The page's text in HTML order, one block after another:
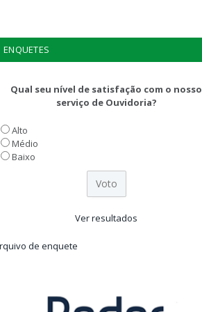
ENQUETES
Qual seu nível de satisfação com o nosso
serviço de Ouvidoria?
Alto
Médio
Baixo
Ver resultados
de enquete